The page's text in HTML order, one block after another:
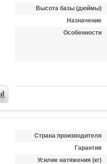
Высота базы (дюймы)
Назначение
Особенности
Страна производителя
Гарантия
Усилие натяжения (кг)